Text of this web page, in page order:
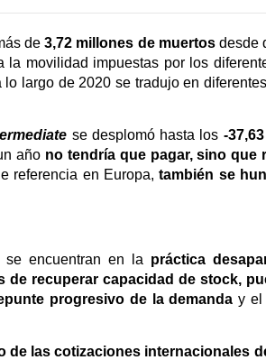
de3,72 millones de muertosdesde
movilidad impuestas por los
lo largo de 2020 se tradujo en
se desplomó hasta los -
año no tendría que pagar, sino que
referencia en Europa,también se
encuentran en la práctica
de recuperar capacidad de stock,
progresivo de la demanda y el
de las cotizaciones internacionales